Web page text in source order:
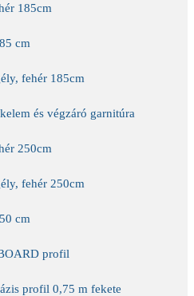
185cm
cm
fehér 185cm
és végzáró garnitúra
250cm
fehér 250cm
cm
profil
profil 0,75 m fekete